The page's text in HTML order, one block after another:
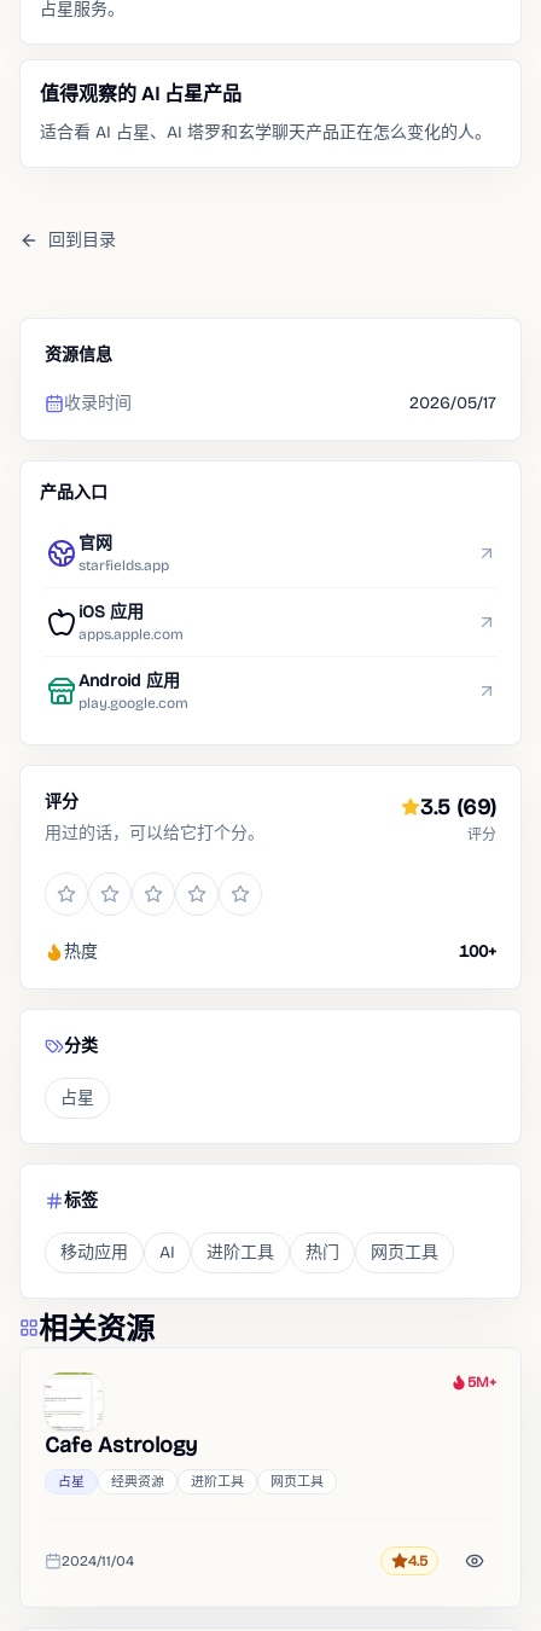
占星服务。
值得观察的 AI 占星产品
适合看 AI 占星、AI 塔罗和玄学聊天产品正在怎么变化的人。
回到目录
资源信息
收录时间 2026/05/17
产品入口
官网
starfields.app
iOS 应用
apps.apple.com
Android 应用
play.google.com
评分
用过的话，可以给它打个分。
3.5 (69)
评分
热度 100+
分类
占星
标签
移动应用 AI 进阶工具 热门 网页工具
相关资源
热度
5M+
Cafe Astrology
占星 经典资源 进阶工具 网页工具
收录时间
2024/11/04 评分4.5